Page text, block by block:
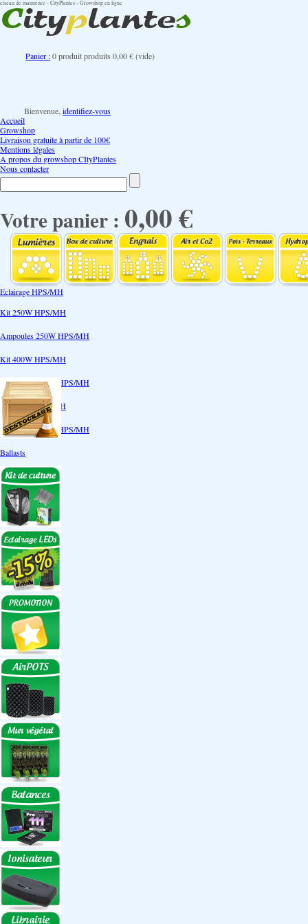
ciseau de manucure - CityPlantes - Growshop en ligne
Panier :0produitproduits 0,00 €(vide)
Bienvenue, identifiez-vous
Accueil
Growshop
Livraison gratuite à partir de 100€
Mentions légales
A propos du growshop CItyPlantes
Nous contacter
Votre panier : 0,00 €
Eclairage HPS/MH
Kit 250W HPS/MH
Ampoules 250W HPS/MH
Kit 400W HPS/MH
Ampoules 400W HPS/MH
Kit 600W HPS/MH
Ampoules 600W HPS/MH
Ballasts
Réflecteurs
CoolTube
Accessoires
Eclairages LEDs
Eclairages ECO
Kits ECO
Ampoules ECO
Réflecteurs ECO
Réflecteurs
Accessoires
Box Discount
Box par marque
Hortibox
Homebox
Dark Room II
GrowLab
Box par taille
Box 40 cm
Box 60 cm
Box 80-90 cm
Box 120 cm